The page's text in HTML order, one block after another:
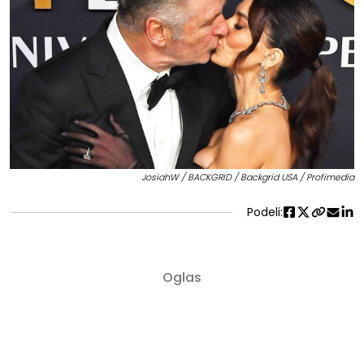
JosiahW / BACKGRID / Backgrid USA / Profimedia
Podeli: